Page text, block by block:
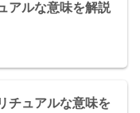
アルな意味を解説
チュアルな意味を